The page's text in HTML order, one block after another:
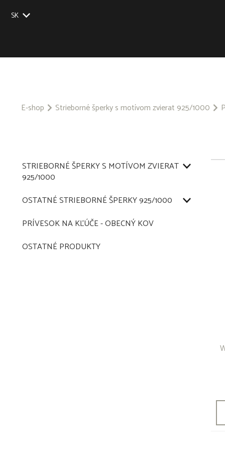
SK
CZ
E-shop Strieborné šperky s motívom zvierat 925/1000
STRIEBORNÉ ŠPERKY S MOTÍVOM ZVIERAT
925/1000
OSTATNÉ STRIEBORNÉ ŠPERKY 925/1000
PRÍVESOK NA KĽÚČE - OBECNÝ KOV
OSTATNÉ PRODUKTY